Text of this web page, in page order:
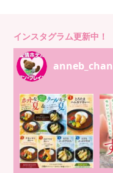
インスタグラム更新中！
anneb_chan